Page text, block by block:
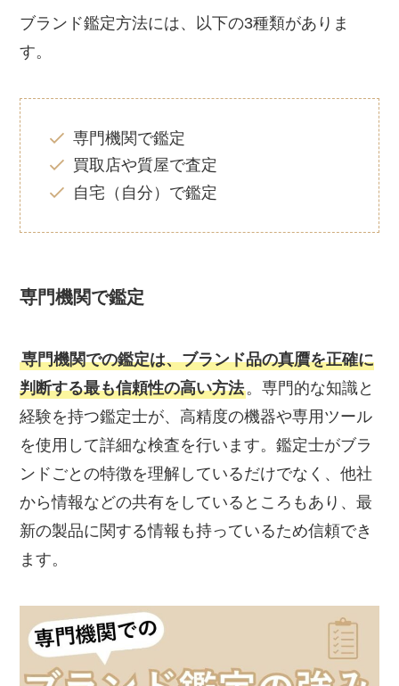
ブランド鑑定方法には、以下の3種類がありま
す。
専門機関で鑑定
買取店や質屋で査定
自宅（自分）で鑑定
専門機関で鑑定
専門機関での鑑定は、ブランド品の真贋を正確に
判断する最も信頼性の高い方法。専門的な知識と
経験を持つ鑑定士が、高精度の機器や専用ツール
を使用して詳細な検査を行います。鑑定士がブラ
ンドごとの特徴を理解しているだけでなく、他社
から情報などの共有をしているところもあり、最
新の製品に関する情報も持っているため信頼でき
ます。